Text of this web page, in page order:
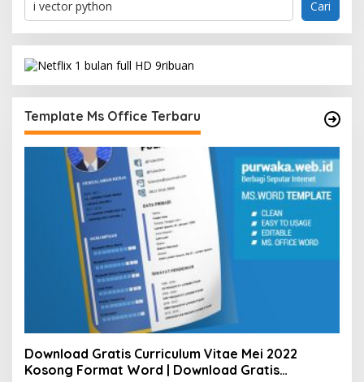
Cari
Template Ms Office Terbaru
Download Gratis Curriculum Vitae Mei 2022
Kosong Format Word | Download Gratis